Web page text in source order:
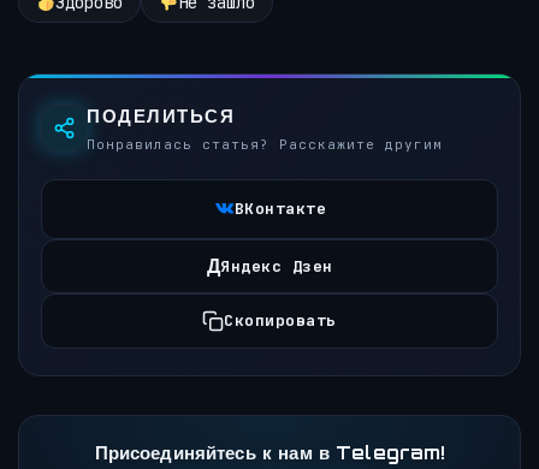
ПОДЕЛИТЬСЯ
Понравилась статья? Расскажите другим
ВКонтакте
ДЯндекс Дзен
Скопировать
Присоединяйтесь к нам в Telegram!